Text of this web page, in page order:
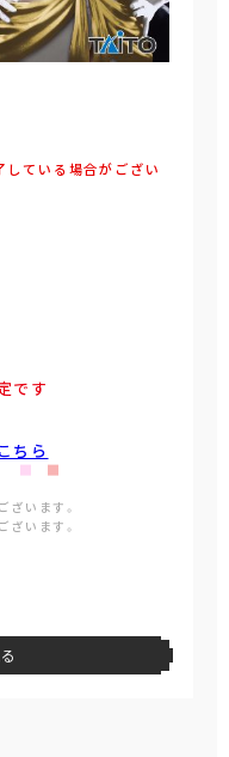
ている場合がござい
です
ちら
ざいます。
ざいます。